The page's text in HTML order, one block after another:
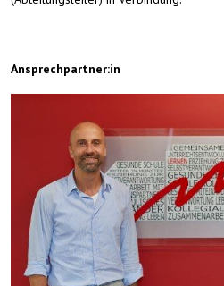
Ansprechpartner:in